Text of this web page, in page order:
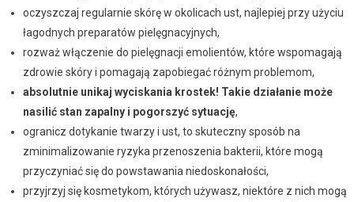
oczyszczaj regularnie skórę w okolicach ust, najlepiej przy użyciu
łagodnych preparatów pielęgnacyjnych,
rozważ włączenie do pielęgnacji emolientów, które wspomagają
zdrowie skóry i pomagają zapobiegać różnym problemom,
absolutnie unikaj wyciskania krostek! Takie działanie może
nasilić stan zapalny i pogorszyć sytuację,
ogranicz dotykanie twarzy i ust, to skuteczny sposób na
zminimalizowanie ryzyka przenoszenia bakterii, które mogą
przyczyniać się do powstawania niedoskonałości,
przyjrzyj się kosmetykom, których używasz, niektóre z nich mogą